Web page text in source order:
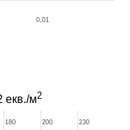
0,01
екв./м2
180 200 230